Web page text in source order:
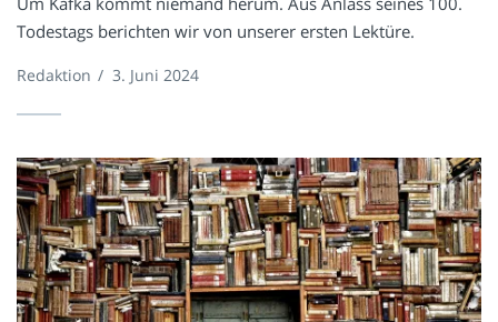
Todestags berichten wir von unserer ersten Lektüre.
Redaktion / 3. Juni 2024